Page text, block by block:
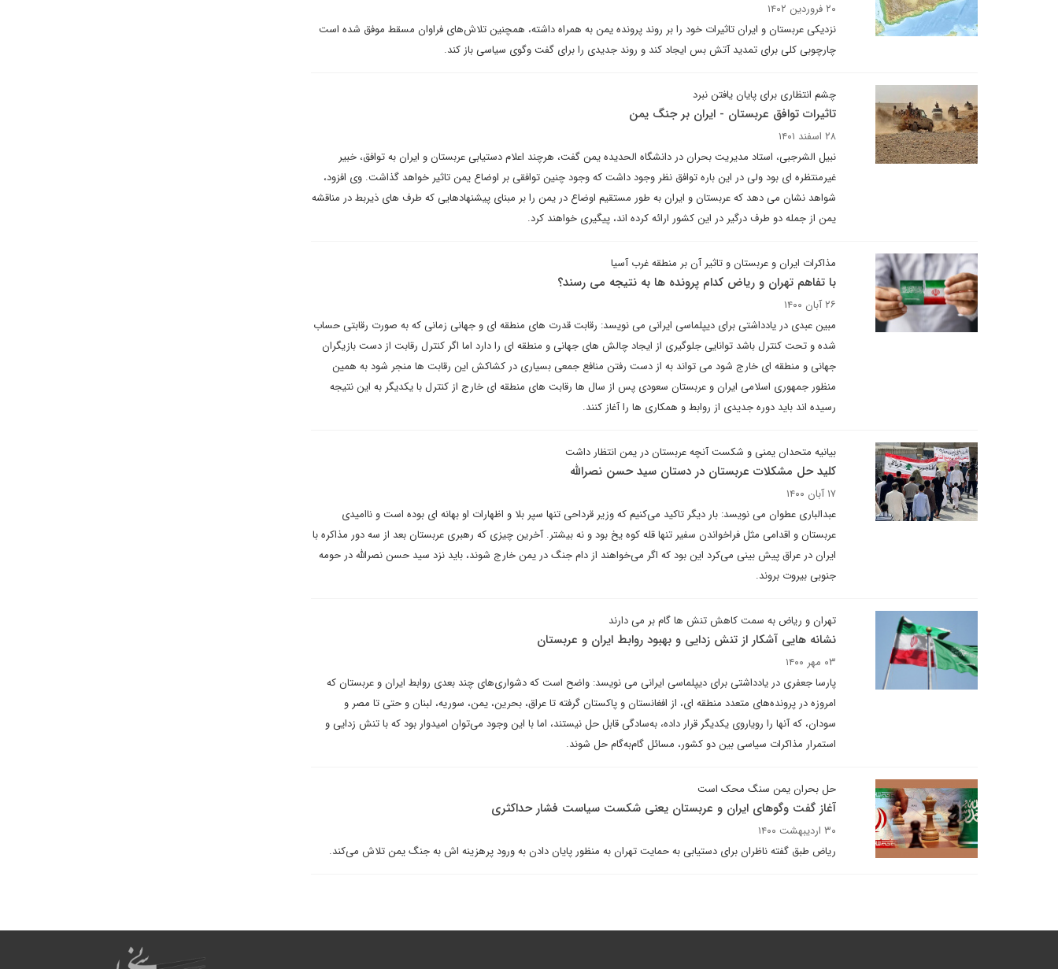
۲۰ فروردین ۱۴۰۲
نزدیکی عربستان و ایران تاثیرات خود را بر روند پرونده یمن به همراه داشته، همچنین تلاش‌های فراوان مسقط موفق شده است
چارچوبی کلی برای تمدید آتش بس ایجاد کند و روند جدیدی را برای گفت وگوی سیاسی باز کند.
چشم انتظاری برای پایان یافتن نبرد
تاثیرات توافق عربستان - ایران بر جنگ یمن
۲۸ اسفند ۱۴۰۱
نبیل الشرجبی، استاد مدیریت بحران در دانشگاه الحدیده یمن گفت، هرچند اعلام دستیابی عربستان و ایران به توافق، خبیر
غیرمنتظره ای بود ولی در این باره توافق نظر وجود داشت که وجود چنین توافقی بر اوضاع یمن تاثیر خواهد گذاشت. وی افزود،
شواهد نشان می دهد که عربستان و ایران به طور مستقیم اوضاع در یمن را بر مبنای پیشنهادهایی که طرف های ذیربط در مناقشه
یمن از جمله دو طرف درگیر در این کشور ارائه کرده اند، پیگیری خواهند کرد.
مذاکرات ایران و عربستان و تاثیر آن بر منطقه غرب آسیا
با تفاهم تهران و ریاض کدام پرونده ها به نتیجه می رسند؟
۲۶ آبان ۱۴۰۰
مبین عبدی در یادداشتی برای دیپلماسی ایرانی می نویسد: رقابت قدرت های منطقه ای و جهانی زمانی که به صورت رقابتی حساب
شده و تحت کنترل باشد توانایی جلوگیری از ایجاد چالش های جهانی و منطقه ای را دارد اما اگر کنترل رقابت از دست بازیگران
جهانی و منطقه ای خارج شود می تواند به از دست رفتن منافع جمعی بسیاری در کشاکش این رقابت ها منجر شود به همین
منظور جمهوری اسلامی ایران و عربستان سعودی پس از سال ها رقابت های منطقه ای خارج از کنترل با یکدیگر به این نتیجه
رسیده اند باید دوره جدیدی از روابط و همکاری ها را آغاز کنند.
بیانیه متحدان یمنی و شکست آنچه عربستان در یمن انتظار داشت
کلید حل مشکلات عربستان در دستان سید حسن نصرالله
۱۷ آبان ۱۴۰۰
عبدالباری عطوان می نویسد: بار دیگر تاکید می‌کنیم که وزیر قرداحی تنها سپر بلا و اظهارات او بهانه ای بوده است و ناامیدی
عربستان و اقدامی مثل فراخواندن سفیر تنها قله کوه یخ بود و نه بیشتر. آخرین چیزی که رهبری عربستان بعد از سه دور مذاکره با
ایران در عراق پیش بینی می‌کرد این بود که اگر می‌خواهند از دام جنگ در یمن خارج شوند، باید نزد سید حسن نصرالله در حومه
جنوبی بیروت بروند.
تهران و ریاض به سمت کاهش تنش ها گام بر می دارند
نشانه هایی آشکار از تنش زدایی و بهبود روابط ایران و عربستان
۰۳ مهر ۱۴۰۰
پارسا جعفری در یادداشتی برای دیپلماسی ایرانی می نویسد: واضح است که دشواری‌های چند بعدی روابط ایران و عربستان که
امروزه در پرونده‌های متعدد منطقه ای، از افغانستان و پاکستان گرفته تا عراق، بحرین، یمن، سوریه، لبنان و حتی تا مصر و
سودان، که آنها را رویاروی یکدیگر قرار داده، به‌سادگی قابل حل نیستند، اما با این‌ وجود می‌توان امیدوار بود که با تنش زدایی و
استمرار مذاکرات سیاسی بین دو کشور، مسائل گام‌به‌گام حل شوند.
حل بحران یمن سنگ محک است
آغاز گفت وگوهای ایران و عربستان یعنی شکست سیاست فشار حداکثری
۳۰ اردیبهشت ۱۴۰۰
ریاض طبق گفته ناظران برای دستیابی به حمایت تهران به منظور پایان دادن به ورود پرهزینه اش به جنگ یمن تلاش می‌کند.